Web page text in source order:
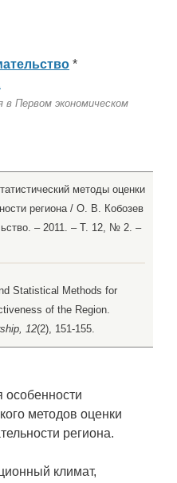
*
Первом экономическом
методы оценки
региона / О. В. Кобозев
– 2011. – Т. 12, № 2. –
Statistical Methods for
of the Region.
12(2), 151-155.
особенности
методов оценки
региона.
климат,